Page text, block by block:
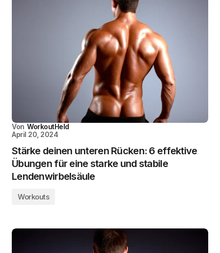
Von WorkoutHeld
April 20, 2024
Stärke deinen unteren Rücken: 6 effektive
Übungen für eine starke und stabile
Lendenwirbelsäule
Workouts